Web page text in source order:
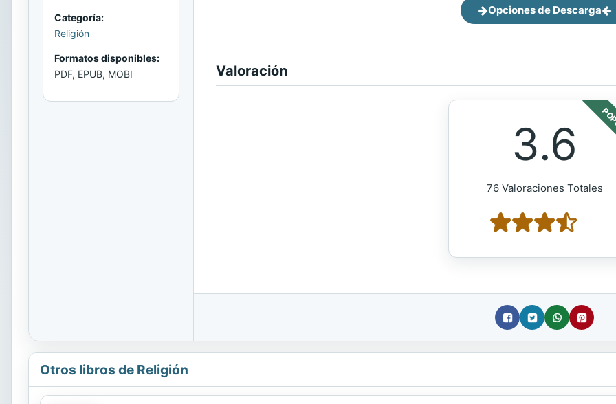
Categoría:
Religión
Formatos disponibles:
PDF, EPUB, MOBI
Opciones de Descarga
Valoración
3.6
76 Valoraciones Totales
Otros libros de Religión